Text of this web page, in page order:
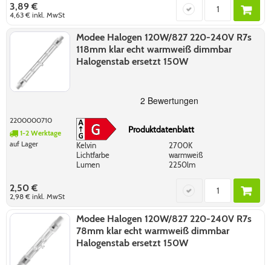
3,89 €
4,63 €inkl. MwSt
Modee Halogen 120W/827 220-240V R7s
118mm klar echt warmweiß dimmbar
Halogenstab ersetzt 150W
2200000710
1-2 Werktage
auf Lager
Produktdatenblatt
Kelvin
2700K
Lichtfarbe
warmweiß
Lumen
2250lm
2,50 €
2,98 €inkl. MwSt
Modee Halogen 120W/827 220-240V R7s
78mm klar echt warmweiß dimmbar
Halogenstab ersetzt 150W